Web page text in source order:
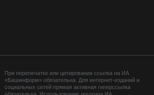
При перепечатке или цитировании ссылка на ИА
«Башинформ» обязательна. Для интернет-изданий и
социальных сетей прямая активная гиперссылка